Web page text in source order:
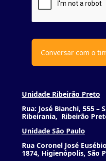
Conversar com o
Unidade Ribeirão Preto
Rua: José Bianchi, 555 –
Ribeirania, Ribeirão
Unidade São Paulo
Rua Coronel José
1874, Higienópolis, São